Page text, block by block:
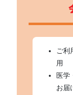
ご利
用
医学
お届